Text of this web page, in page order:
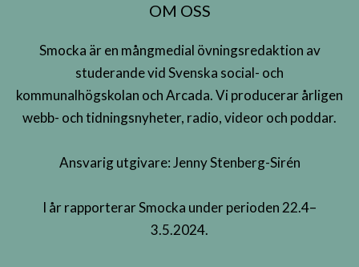
OM OSS
Smocka är en mångmedial övningsredaktion av
studerande vid Svenska social- och
kommunalhögskolan och Arcada. Vi producerar årligen
webb- och tidningsnyheter, radio, videor och poddar.
Ansvarig utgivare: Jenny Stenberg-Sirén
I år rapporterar Smocka under perioden 22.4–
3.5.2024.